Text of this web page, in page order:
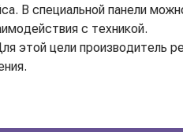
специальной панели
с техникой.
этой цели производитель